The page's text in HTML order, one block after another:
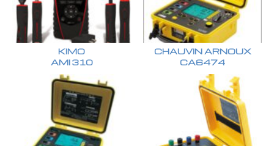
KIMO
AMI 310
CHAUVIN ARNOUX
CA6474